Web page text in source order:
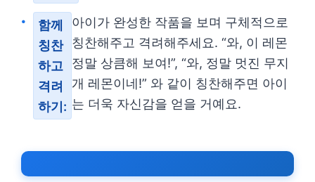
함께
칭찬
하고
격려
하기:
아이가 완성한 작품을 보며 구체적으로
칭찬해주고 격려해주세요. “와, 이 레몬
정말 상큼해 보여!”, “와, 정말 멋진 무지
개 레몬이네!” 와 같이 칭찬해주면 아이
는 더욱 자신감을 얻을 거예요.